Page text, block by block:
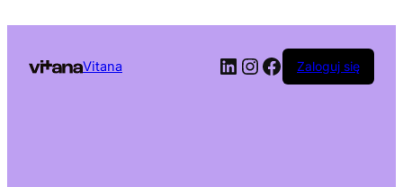
Vitana LinkedIn
Instagram
Facebook
Zaloguj się